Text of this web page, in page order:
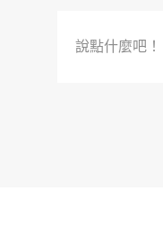
說點什麼吧！